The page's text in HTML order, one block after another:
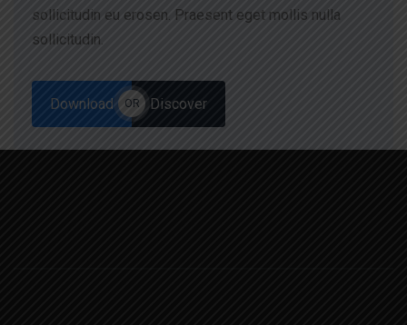
sollicitudin eu erosen. Praesent eget mollis nulla
sollicitudin.
Download OR Discover